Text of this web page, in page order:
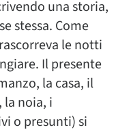
una storia,
stessa. Come
le notti
Il presente
la casa, il
noia, i
o presunti) si